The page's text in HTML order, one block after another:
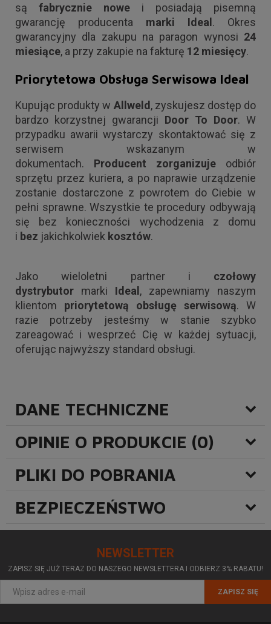
są fabrycznie nowe i posiadają pisemną
gwarancję producenta marki Ideal. Okres
gwarancyjny dla zakupu na paragon wynosi 24
miesiące, a przy zakupie na fakturę 12 miesięcy.
Priorytetowa Obsługa Serwisowa Ideal
Kupując produkty w Allweld , zyskujesz dostęp do
bardzo korzystnej gwarancji Door To Door. W
przypadku awarii wystarczy skontaktować się z
serwisem wskazanym w
dokumentach. Producent zorganizuje odbiór
sprzętu przez kuriera, a po naprawie urządzenie
zostanie dostarczone z powrotem do Ciebie w
pełni sprawne. Wszystkie te procedury odbywają
się bez konieczności wychodzenia z domu
i bez jakichkolwiek kosztów.
Jako wieloletni partner i czołowy
dystrybutor marki Ideal , zapewniamy naszym
klientom priorytetową obsługę serwisową. W
razie potrzeby jesteśmy w stanie szybko
zareagować i wesprzeć Cię w każdej sytuacji,
oferując najwyższy standard obsługi.
DANE TECHNICZNE
OPINIE O PRODUKCIE (0)
PLIKI DO POBRANIA
BEZPIECZEŃSTWO
NEWSLETTER
ZAPISZ SIĘ JUŻ TERAZ DO NASZEGO NEWSLETTERA I ODBIERZ 3% RABATU!
ZAPISZ SIĘ